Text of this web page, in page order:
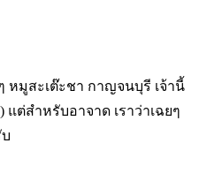
หมูสะเต๊ะชา กาญจนบุรี เจ้านี้
แต่สำหรับอาจาด เราว่าเฉยๆ